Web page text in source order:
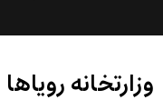
وزارتخانه رویاها